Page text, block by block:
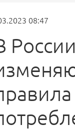
08:47